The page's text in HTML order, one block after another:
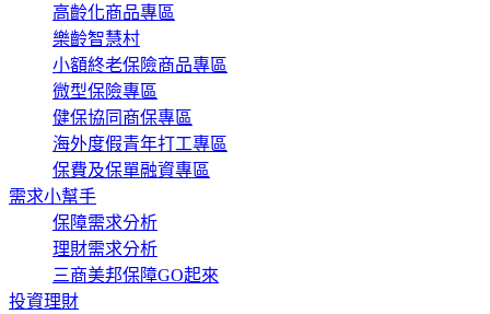
高齡化商品專區
樂齡智慧村
小額終老保險商品專區
微型保險專區
健保協同商保專區
海外度假青年打工專區
保費及保單融資專區
需求小幫手
保障需求分析
理財需求分析
三商美邦保障GO起來
投資理財